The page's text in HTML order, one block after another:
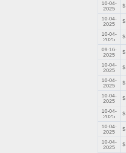
10-04-
2025
10-04-
2025
10-04-
2025
09-16-
2025
10-04-
2025
10-04-
2025
10-04-
2025
10-04-
2025
10-04-
2025
10-04-
2025